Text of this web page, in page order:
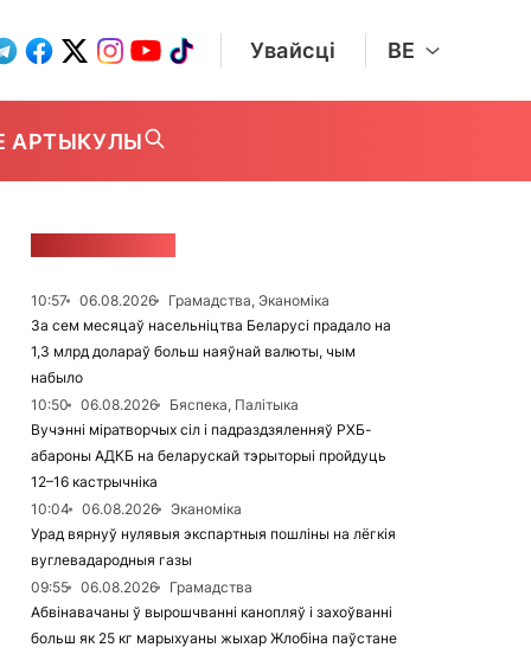
Увайсці BE
АРТЫКУЛЫ
10:57 06.08.2026
Грамадства, Эканоміка
За сем месяцаў насельніцтва Беларусі прадало на
1,3 млрд долараў больш наяўнай валюты, чым
набыло
10:50
06.08.2026
Бяспека, Палітыка
Вучэнні міратворчых сіл і падраздзяленняў РХБ-
абароны АДКБ на беларускай тэрыторыі пройдуць
12–16 кастрычніка
10:04
06.08.2026
Эканоміка
Урад вярнуў нулявыя экспартныя пошліны на лёгкія
вуглевадародныя газы
09:55
06.08.2026
Грамадства
Абвінавачаны ў вырошчванні канопляў і захоўванні
больш як 25 кг марыхуаны жыхар Жлобіна паўстане